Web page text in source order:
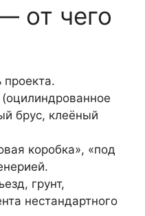
от чего
брус, клеёный
коробка», «под
грунт,
нестандартного